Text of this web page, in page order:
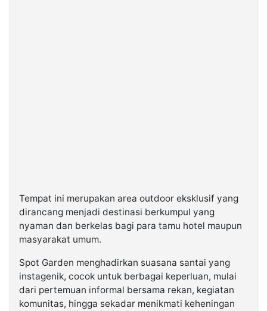
Tempat ini merupakan area outdoor eksklusif yang
dirancang menjadi destinasi berkumpul yang
nyaman dan berkelas bagi para tamu hotel maupun
masyarakat umum.
Spot Garden menghadirkan suasana santai yang
instagenik, cocok untuk berbagai keperluan, mulai
dari pertemuan informal bersama rekan, kegiatan
komunitas, hingga sekadar menikmati keheningan